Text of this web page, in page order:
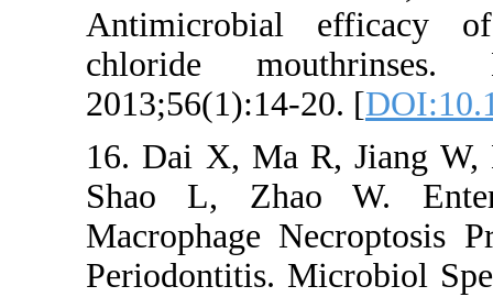
chloride
2013;56(1):14-
16. Dai X, Ma
Shao L,
Macrophage
Periodontitis.